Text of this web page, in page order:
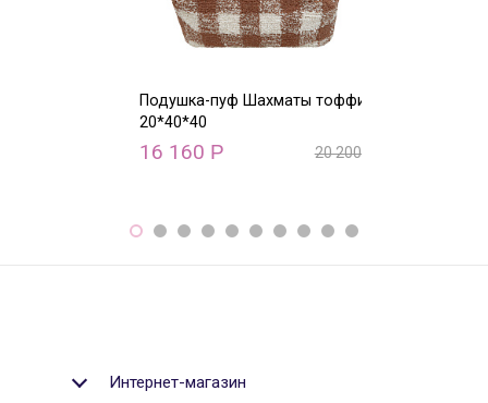
Подушка-пуф Шахматы тоффи
20*40*40
16 160 Р 20 200
Интернет-магазин